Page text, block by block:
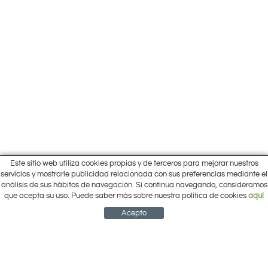
Inicio
Ofertas
Marcas
Pol. Cantalgallo Calle A Naves 10-12
ARACENA (Huelva)
959 12 63 64
info@electrobricogarden.com
CUENTA CESTA
Este sitio web utiliza cookies propias y de terceros para mejorar nuestros
servicios y mostrarle publicidad relacionada con sus preferencias mediante el
análisis de sus hábitos de navegación. Si continua navegando, consideramos
que acepta su uso. Puede saber más sobre nuestra política de cookies aquí
Acepto